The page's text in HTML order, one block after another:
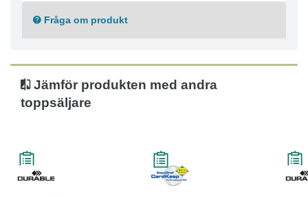
Fråga om produkt
Jämför produkten med andra
toppsäljare